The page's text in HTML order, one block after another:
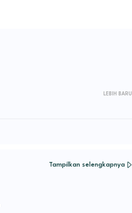
LEBIH BARU
Tampilkan selengkapnya